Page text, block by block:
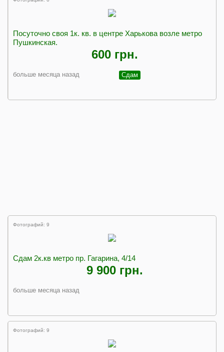
Посуточно своя 1к. кв. в центре Харькова возле метро
Пушкинская.
600 грн.
больше месяца назад Сдам
Фотографий: 9
Сдам 2к.кв метро пр. Гагарина, 4/14
9 900 грн.
больше месяца назад
Фотографий: 9